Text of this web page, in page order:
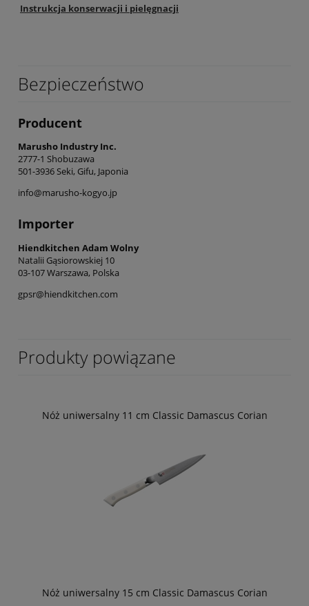
Instrukcja konserwacji i pielęgnacji
Bezpieczeństwo
Producent
Marusho Industry Inc.
2777-1 Shobuzawa
501-3936 Seki, Gifu, Japonia
info@marusho-kogyo.jp
Importer
Hiendkitchen Adam Wolny
Natalii Gąsiorowskiej 10
03-107 Warszawa, Polska
gpsr@hiendkitchen.com
Produkty powiązane
Nóż uniwersalny 11 cm Classic Damascus Corian
Nóż uniwersalny 15 cm Classic Damascus Corian